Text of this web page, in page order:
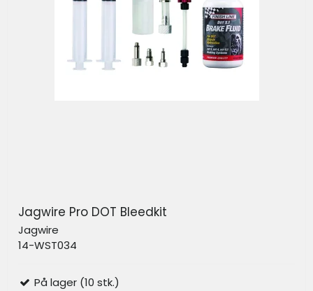
Jagwire Pro DOT Bleedkit
Jagwire
14-WST034
På lager (10 stk.)